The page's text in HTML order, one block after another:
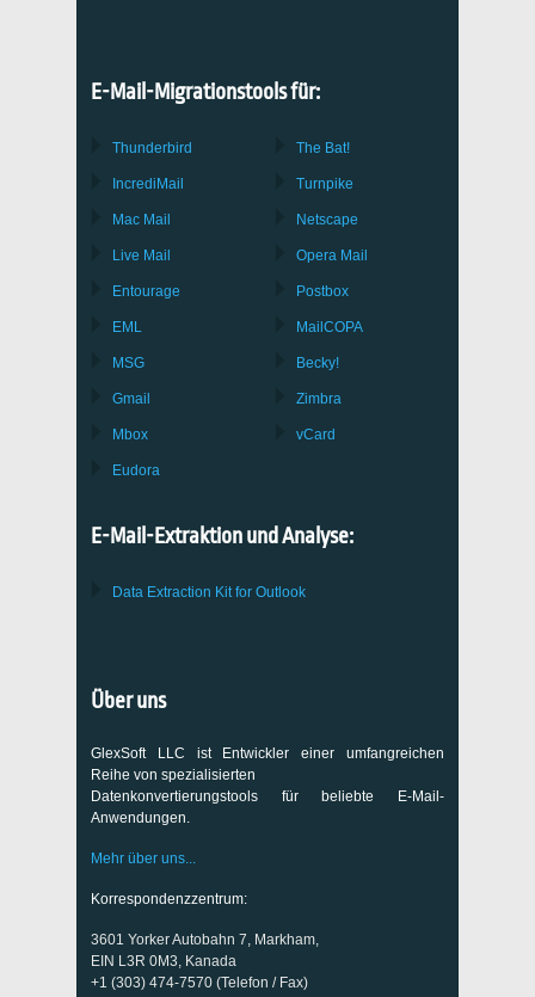
E-Mail-Migrationstools für:
Thunderbird
IncrediMail
Mac Mail
Live Mail
Entourage
EML
MSG
Gmail
Mbox
Eudora
The Bat!
Turnpike
Netscape
Opera Mail
Postbox
MailCOPA
Becky!
Zimbra
vCard
E-Mail-Extraktion und Analyse:
Data Extraction Kit for Outlook
Über uns
GlexSoft LLC ist Entwickler einer umfangreichen
Reihe von spezialisierten
Datenkonvertierungstools für beliebte E-Mail-
Anwendungen.
Mehr über uns...
Korrespondenzzentrum:
3601 Yorker Autobahn 7, Markham,
EIN L3R 0M3, Kanada
+1 (303) 474-7570 (Telefon / Fax)